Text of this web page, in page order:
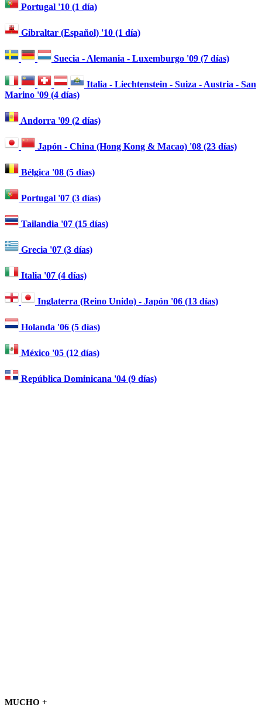
Portugal '10 (1 día)
Gibraltar (Español) '10 (1 día)
Suecia - Alemania - Luxemburgo '09 (7 días)
Italia - Liechtenstein - Suiza - Austria - San
Marino '09 (4 días)
Andorra '09 (2 días)
Japón - China (Hong Kong & Macao) '08 (23 días)
Bélgica '08 (5 días)
Portugal '07 (3 días)
Tailandia '07 (15 días)
Grecia '07 (3 días)
Italia '07 (4 días)
Inglaterra (Reino Unido) - Japón '06 (13 días)
Holanda '06 (5 días)
México '05 (12 días)
República Dominicana '04 (9 días)
MUCHO +